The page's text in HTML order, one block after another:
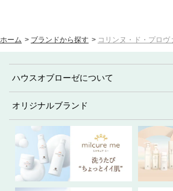
ホーム > ブランドから探す > コリンヌ・ド・プロヴ
ハウスオブローゼについて
オリジナルブランド